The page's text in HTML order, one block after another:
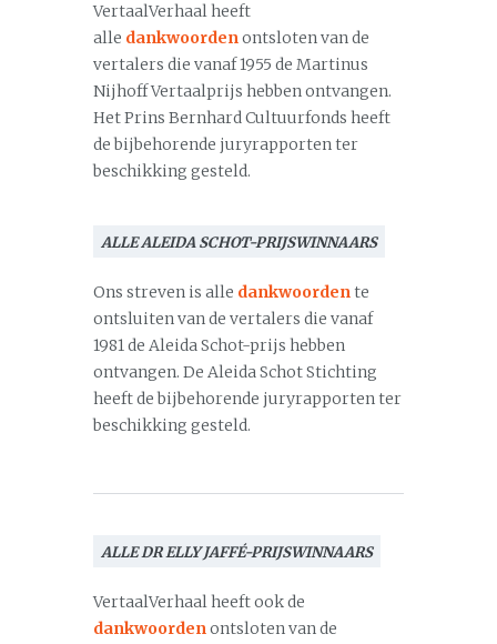
VertaalVerhaal heeft
alle dankwoordenontsloten van de
vertalers die vanaf 1955 de Martinus
Nijhoff Vertaalprijs hebben ontvangen.
Het Prins Bernhard Cultuurfonds heeft
de bijbehorende juryrapporten ter
beschikking gesteld.
ALLE ALEIDA SCHOT-PRIJSWINNAARS
Ons streven is alle dankwoordente
ontsluiten van de vertalers die vanaf
1981 de Aleida Schot-prijs hebben
ontvangen. De Aleida Schot Stichting
heeft de bijbehorende juryrapporten ter
beschikking gesteld.
ALLE DR ELLY JAFFÉ-PRIJSWINNAARS
VertaalVerhaal heeft ook de
dankwoordenontsloten van de